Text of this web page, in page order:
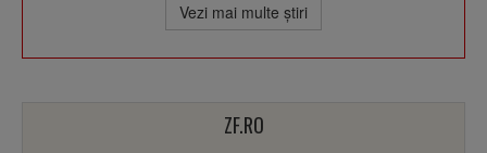
Vezi mai multe ştiri
ZF.RO